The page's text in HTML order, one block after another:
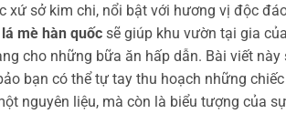
xứ sở kim chi, nổi bật với hương vị độc
mè hàn quốc sẽ giúp khu vườn tại gia
cho những bữa ăn hấp dẫn. Bài viết này
bạn có thể tự tay thu hoạch những
nguyên liệu, mà còn là biểu tượng của